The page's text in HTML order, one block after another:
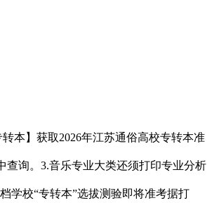
本】获取2026年江苏通俗高校专转本准
询。3.音乐专业大类还须打印专业分析
学校“专转本”选拔测验即将​准考据打